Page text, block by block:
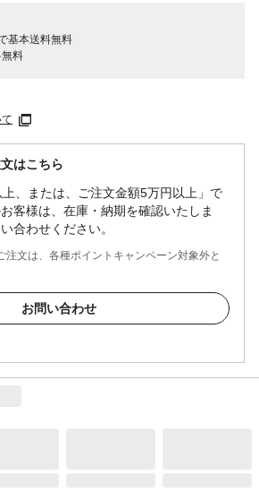
基本送料無料
料
はこちら
上、または、ご注文金額5万円以上」で
客様は、在庫・納期を確認いたしま
合わせください。
文は、各種ポイントキャンペーン対象外と
お問い合わせ